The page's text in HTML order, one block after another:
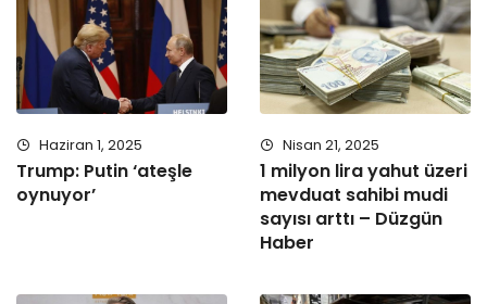
Haziran 1, 2025
Trump: Putin ‘ateşle
oynuyor’
Nisan 21, 2025
1 milyon lira yahut üzeri
mevduat sahibi mudi
sayısı arttı – Düzgün
Haber